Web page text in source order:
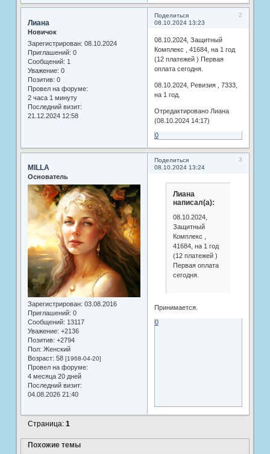
Поделиться
2
08.10.2024 13:23
Лиана
Новичок
Зарегистрирован: 08.10.2024
Приглашений: 0
Сообщений: 1
Уважение: 0
Позитив: 0
Провел на форуме:
2 часа 1 минуту
Последний визит:
21.12.2024 12:58
08.10.2024, Защитный
Комплекс , 41684, на 1 год
(12 платежей ) Первая
оплата сегодня.
08.10.2024, Ревизия , 7333,
на 1 год.
Отредактировано Лиана
(08.10.2024 14:17)
0
Поделиться
3
08.10.2024 13:24
MILLA
Основатель
Зарегистрирован: 03.08.2016
Приглашений: 0
Сообщений: 13117
Уважение: +2136
Позитив: +2794
Пол: Женский
Возраст: 58 [1968-04-20]
Провел на форуме:
4 месяца 20 дней
Последний визит:
04.08.2026 21:40
Лиана
написал(а):
08.10.2024,
Защитный
Комплекс ,
41684, на 1 год
(12 платежей )
Первая оплата
сегодня.
Принимается.
0
Страница: 1
Похожие темы